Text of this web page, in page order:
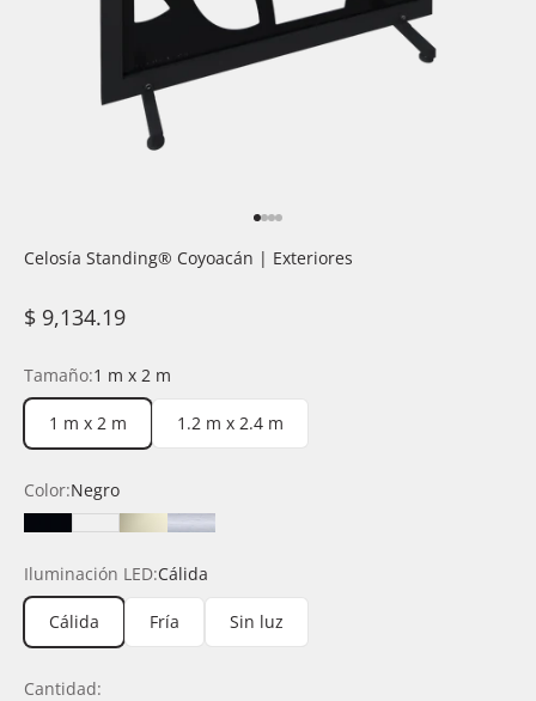
Ir al artículo 1
Ir al artículo 2
Ir al artículo 3
Ir al artículo 4
Celosía Standing®️ Coyoacán | Exteriores
Precio de oferta
$ 9,134.19
Tamaño:1 m x 2 m
1 m x 2 m 1.2 m x 2.4 m
Color:Negro
NegroBlancoChampagne
Silver
Iluminación LED:Cálida
Cálida Fría Sin luz
Cantidad: